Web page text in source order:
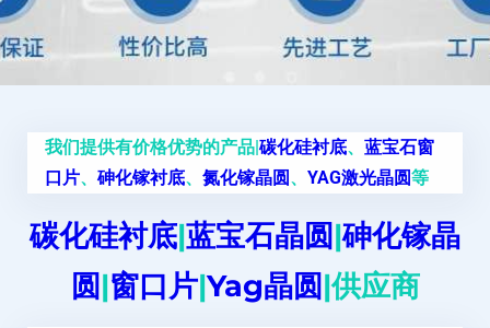
我们提供有价格优势的产品|碳化硅衬底、 蓝宝石窗
口片、 砷化镓衬底、 氮化镓晶圆、 YAG激光晶圆等
碳化硅衬底|蓝宝石晶圆|砷化镓晶
圆|窗口片|Yag晶圆|供应商